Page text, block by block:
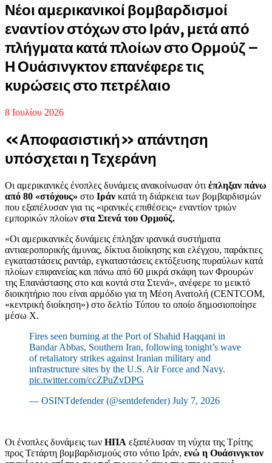
Νέοι αμερικανικοί βομβαρδισμοί
εναντίον στόχων στο Ιράν, μετά από
πλήγματα κατά πλοίων στο Ορμούζ –
Η Ουάσινγκτον επανέφερε τις
κυρώσεις στο πετρέλαιο
8 Ιουλίου 2026
«Αποφασιστική» απάντηση
υπόσχεται η Τεχεράνη
Οι αμερικανικές ένοπλες δυνάμεις ανακοίνωσαν ότι έπληξαν πάνω
από 80 «στόχους» στο Ιράν κατά τη διάρκεια των βομβαρδισμών
που εξαπέλυσαν για τις «ιρανικές επιθέσεις» εναντίον τριών
εμπορικών πλοίων στα Στενά του Ορμούζ.
«Οι αμερικανικές δυνάμεις έπληξαν ιρανικά συστήματα
αντιαεροπορικής άμυνας, δίκτυα διοίκησης και ελέγχου, παράκτιες
εγκαταστάσεις ραντάρ, εγκαταστάσεις εκτόξευσης πυραύλων κατά
πλοίων επιφανείας και πάνω από 60 μικρά σκάφη των Φρουρών
της Επανάστασης στο και κοντά στα Στενά», ανέφερε το μεικτό
διοικητήριο που είναι αρμόδιο για τη Μέση Ανατολή (CENTCOM,
«κεντρική διοίκηση») στο δελτίο Τύπου το οποίο δημοσιοποίησε
μέσω X.
Fires seen burning at the Port of Shahid Haqqani in
Bandar Abbas, Southern Iran, following tonight’s wave
of retaliatory strikes against Iranian military and
infrastructure sites by the U.S. Air Force and Navy.
pic.twitter.com/ccZPuZvDPG
— OSINTdefender (@sentdefender) July 7, 2026
Οι ένοπλες δυνάμεις των ΗΠΑ εξαπέλυσαν τη νύχτα της Τρίτης
προς Τετάρτη βομβαρδισμούς στο νότιο Ιράν, ενώ η Ουάσινγκτον